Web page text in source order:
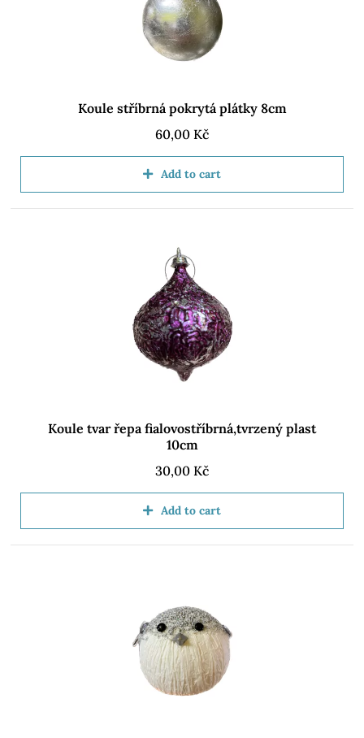
Koule stříbrná pokrytá plátky 8cm
60,00 Kč
Add to cart
Koule tvar řepa fialovostříbrná,tvrzený plast
10cm
30,00 Kč
Add to cart